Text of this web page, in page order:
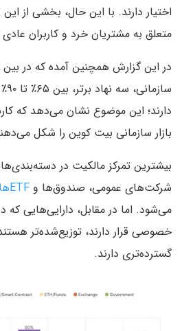
اختیار دارند. با این حال، بخشی از
متعلق به مشتریان خرد و کاربران
در این گزارش همچنین آمده که در
دارند؛ این موضوع نشان می‌دهد که
بازار سازمانی بیت‌ کوین را شکل
بیشترین تمرکز مالکیت در
شرکت‌های عمومی، صندوق‌ها و ETFهای بیت کوین
می‌شود. اما در مقابل، دارایی‌هایی که
خصوصی قرار دارند، توزیع‌شده‌تر
گسترده‌تری دارند.